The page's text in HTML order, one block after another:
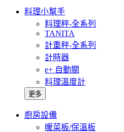
料理小幫手
料理秤-全系列
TANITA
計重秤-全系列
計時器
e+ 自動關
料理溫度計
更多
廚房設備
暖菜板/保溫板